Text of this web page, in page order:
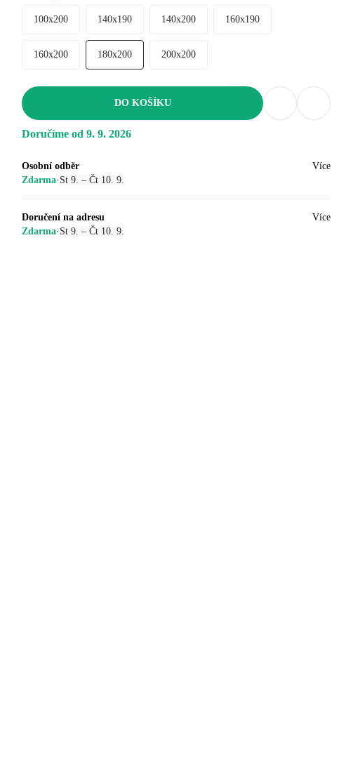
100x200 140x190 140x200 160x190
160x200 180x200 200x200
DO KOŠÍKU
Doručíme od 9. 9. 2026
Osobní odběr
Zdarma· St 9. – Čt 10. 9.
Více
Doručení na adresu
Zdarma· St 9. – Čt 10. 9.
Více